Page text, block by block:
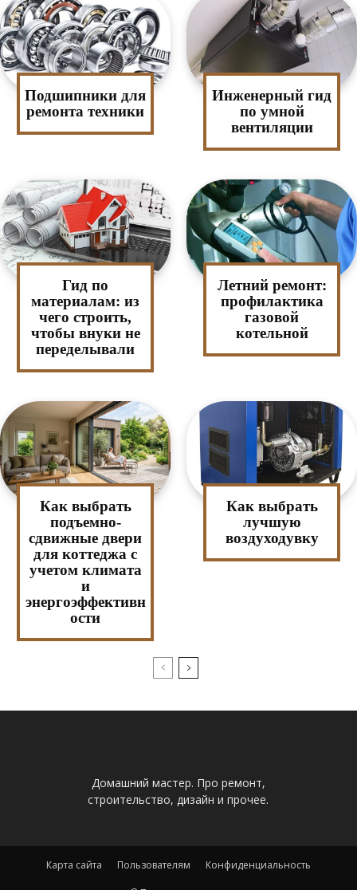
Подшипники для
ремонта техники
Инженерный гид
по умной
вентиляции
Гид по
материалам: из
чего строить,
чтобы внуки не
переделывали
Летний ремонт:
профилактика
газовой
котельной
Как выбрать
подъемно-
сдвижные двери
для коттеджа с
учетом климата
и
энергоэффективн
ости
Как выбрать
лучшую
воздуходувку
Домашний мастер. Про ремонт,
строительство, дизайн и прочее.
Карта сайта Пользователям Конфиденциальность